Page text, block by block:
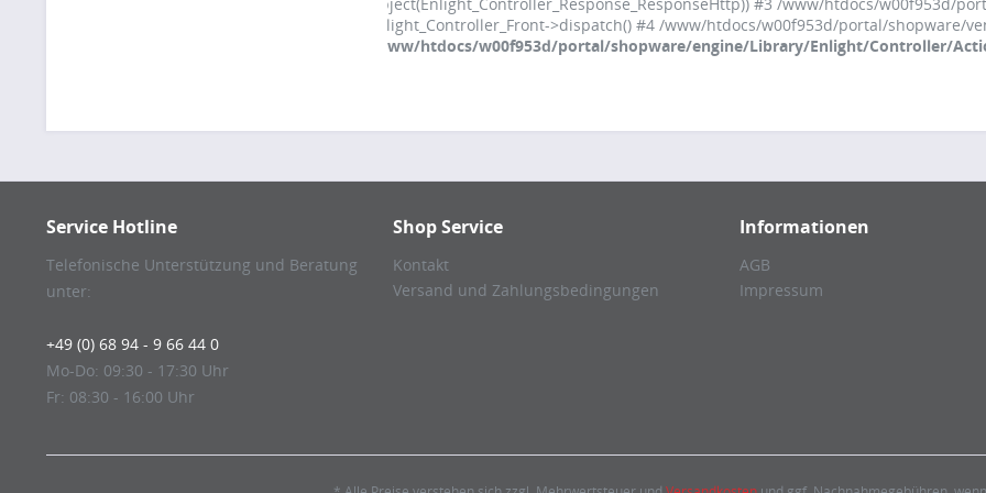
Enlight_Controller_Front->dispatch() #4 /www/htdocs/w00f953d/portal/shopware/
/www/htdocs/w00f953d/portal/shopware/engine/Library/Enlight/Controller/
Service Hotline
Telefonische Unterstützung und Beratung
unter:
+49 (0) 68 94 - 9 66 44 0
Mo-Do: 09:30 - 17:30 Uhr
Fr: 08:30 - 16:00 Uhr
Shop Service
Kontakt
Versand und Zahlungsbedingungen
Informationen
AGB
Impressum